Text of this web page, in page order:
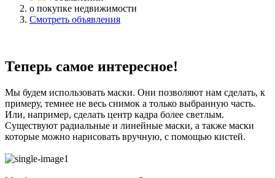
о покупке недвижимости
Смотреть объявления
Теперь самое интересное!
Мы будем использовать маски. Они позволяют нам сделать, к
примеру, темнее не весь снимок а только выбранную часть.
Или, например, сделать центр кадра более светлым.
Существуют радиальные и линейные маски, а также маски
которые можно нарисовать вручную, с помощью кистей.